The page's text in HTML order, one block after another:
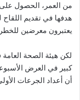
من العمر، الحصول على
هدفها في تقديم
يعتبرون معرضين
لكن هيئة الصحة
كبير في العرض
أن أعداد الجرعات